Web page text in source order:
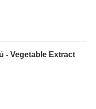
- Vegetable Extract